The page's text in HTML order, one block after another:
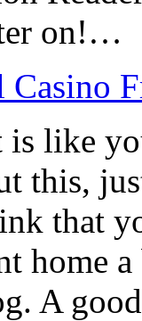
on!…
like
this,
that
home
A